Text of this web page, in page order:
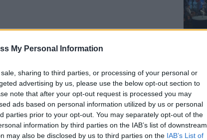
My Personal Information
sharing to third parties, or processing of your personal or
advertising by us, please use the below opt-out section to
note that after your opt-out request is processed you may
ads based on personal information utilized by us or personal
parties prior to your opt-out. You may separately opt-out of the
information by third parties on the IAB’s list of downstream
may also be disclosed by us to third parties on the IAB’s List of
– Gerilla Bár